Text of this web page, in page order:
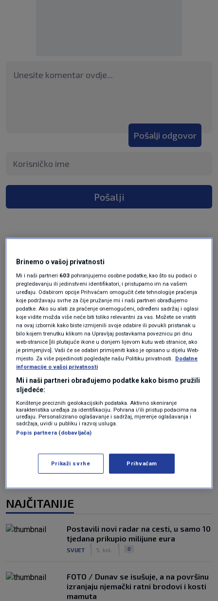
Pošalji odgovor
Pošalji
Oglas
Oglas
NAJČITANIJE
Postavili novi radar na cesti, u samo 10
tjedana prikupio milijune eura
SVIJET 5. kol. 0
FOTO / Dunav se isušuje, a na površinu
izranjaju njemački ratni brodovi i kosti
mamuta
Brinemo o vašoj privatnosti
Mi i naši partneri 603 pohranjujemo osobne podatke, kao što su podaci o
pregledavanju ili jedinstveni identifikatori, i pristupamo im na vašem
uređaju. Odabirom opcije Prihvaćam omogućit ćete tehnologije praćenja
koje podržavaju svrhe za čije pružanje mi i naši partneri obrađujemo
podatke. Ako su alati za praćenje onemogućeni, određeni sadržaj i oglasi
koje vidite možda više neće biti toliko relevantni za vas. Možete se vratiti
na ovaj izbornik kako biste izmijenili svoje odabire ili povukli pristanak u
bilo kojem trenutku klikom na Upravljaj postavkama poveznicu pri dnu
web-stranice [ili plutajuće ikone u donjem lijevom kutu web stranice, ako
je primjenjivo]. Vaši će se odabiri primijeniti kako je opisano u dijelu Web-
mjesto. Za više pojedinosti pogledajte našu Politiku privatnosti. Dodatne
informacije o vašoj privatnosti
Mi i naši partneri obrađujemo podatke kako bismo pružili
sljedeće:
Korištenje preciznih geolokacijskih podataka. Aktivno skeniranje
karakteristika uređaja za identifikaciju. Pohrana i/ili pristup podacima na
uređaju. Personalizirano oglašavanje i sadržaj, mjerenje oglašavanja i
sadržaja, uvidi u publiku i razvoj usluga.
Popis partnera (dobavljača)
Prikaži svrhe Prihvaćam